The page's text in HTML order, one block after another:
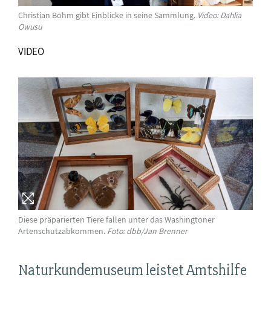
Christian Böhm gibt Einblicke in seine Sammlung. Video: Dahlia
Owusu
VIDEO
Diese präparierten Tiere fallen unter das Washingtoner
Artenschutzabkommen. Foto: dbb/Jan Brenner
Naturkundemuseum leistet Amtshilfe